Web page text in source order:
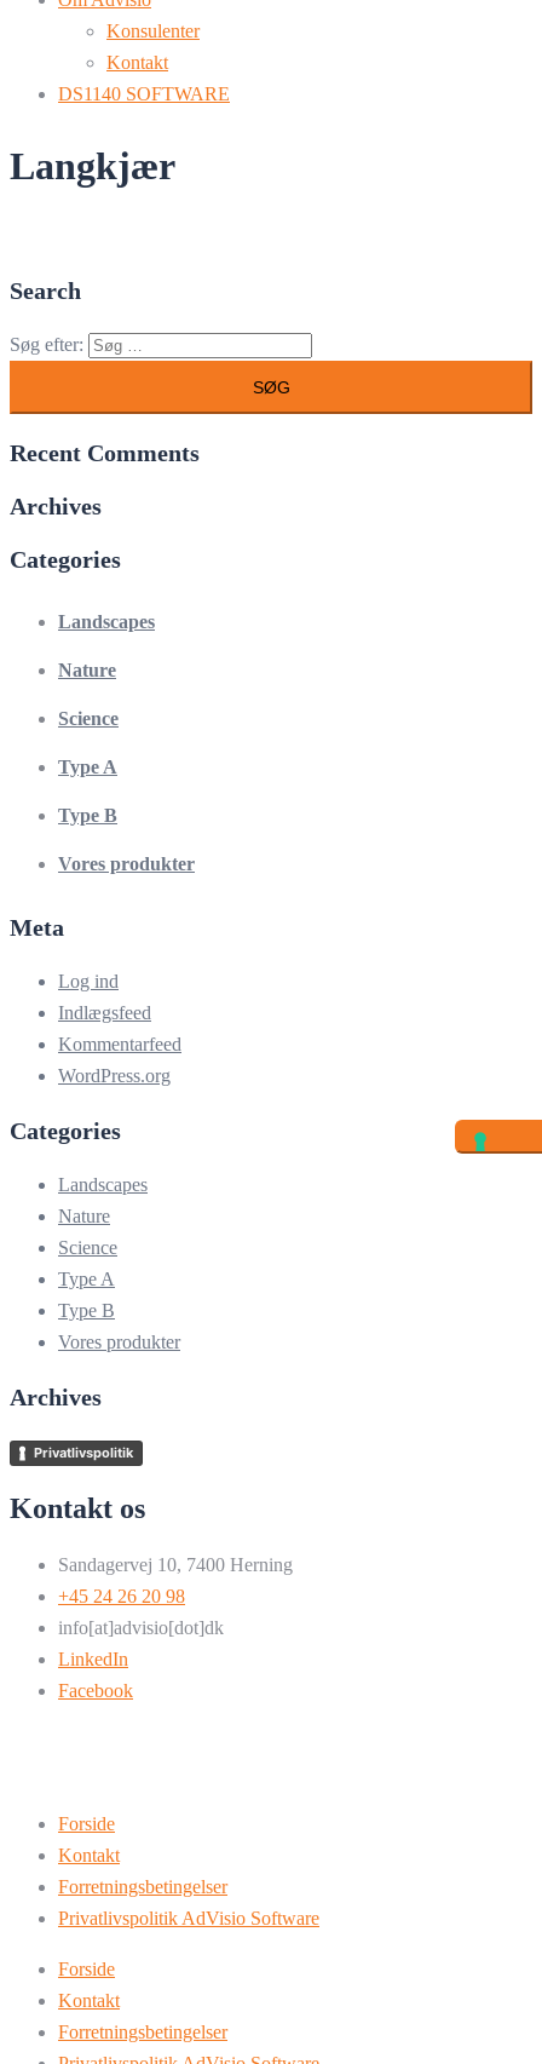
Konsulenter
Kontakt
DS1140 SOFTWARE
Langkjær
Search
Søg efter:
Recent Comments
Archives
Categories
Landscapes
Nature
Science
Type A
Type B
Vores produkter
Meta
Log ind
Indlægsfeed
Kommentarfeed
WordPress.org
Categories
Landscapes
Nature
Science
Type A
Type B
Vores produkter
Archives
Privatlivspolitik
Kontakt os
Sandagervej 10, 7400 Herning
+45 24 26 20 98
info[at]advisio[dot]dk
LinkedIn
Facebook
Forside
Kontakt
Forretningsbetingelser
Privatlivspolitik AdVisio Software
Forside
Kontakt
Forretningsbetingelser